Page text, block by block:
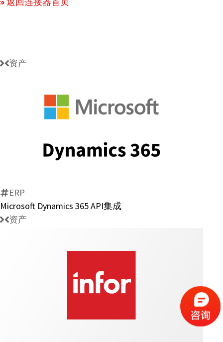
资产
Dynamics
成
ERP
Microsoft Dynamics 365 API集成
资产
Infor
成